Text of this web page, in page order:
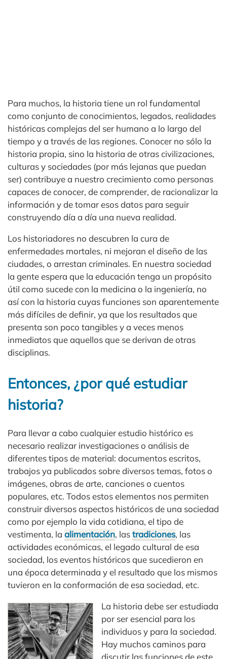
Para muchos, la historia tiene un rol fundamental
como conjunto de conocimientos, legados, realidades
históricas complejas del ser humano a lo largo del
tiempo y a través de las regiones. Conocer no sólo la
historia propia, sino la historia de otras civilizaciones,
culturas y sociedades (por más lejanas que puedan
ser) contribuye a nuestro crecimiento como personas
capaces de conocer, de comprender, de racionalizar la
información y de tomar esos datos para seguir
construyendo día a día una nueva realidad.
Los historiadores no descubren la cura de
enfermedades mortales, ni mejoran el diseño de las
ciudades, o arrestan criminales. En nuestra sociedad
la gente espera que la educación tenga un propósito
útil como sucede con la medicina o la ingeniería, no
así con la historia cuyas funciones son aparentemente
más difíciles de definir, ya que los resultados que
presenta son poco tangibles y a veces menos
inmediatos que aquellos que se derivan de otras
disciplinas.
Entonces, ¿por qué estudiar
historia?
Para llevar a cabo cualquier estudio histórico es
necesario realizar investigaciones o análisis de
diferentes tipos de material: documentos escritos,
trabajos ya publicados sobre diversos temas, fotos o
imágenes, obras de arte, canciones o cuentos
populares, etc. Todos estos elementos nos permiten
construir diversos aspectos históricos de una sociedad
como por ejemplo la vida cotidiana, el tipo de
vestimenta, la alimentación, lastradiciones, las
actividades económicas, el legado cultural de esa
sociedad, los eventos históricos que sucedieron en
una época determinada y el resultado que los mismos
tuvieron en la conformación de esa sociedad, etc.
La historia debe ser estudiada
por ser esencial para los
individuos y para la sociedad.
Hay muchos caminos para
discutir las funciones de este